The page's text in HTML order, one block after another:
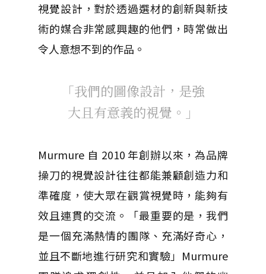
視覺設計，對於透過選材的創新與新技
術的媒合非常感興趣的他們，時常做出
令人意想不到的作品。
「我們的圖像設計，是強
大且有意義的視覺。」
Murmure 自 2010 年創辦以來，為品牌
操刀的視覺設計往往都能兼顧創造力和
準確度，使大眾在觀賞視覺時，能夠有
效且連貫的交流。「最重要的是，我們
是一個充滿熱情的團隊、充滿好奇心，
並且不斷地進行研究和實驗」Murmure